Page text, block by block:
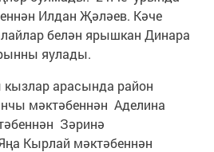
Илдан Җәләев. Кәче
белән ярышкан Динара
яулады.
кызлар арасында район
мәктәбеннән Аделина
Зәринә
Кырлай мәктәбеннән